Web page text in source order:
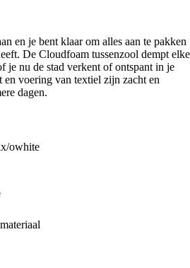
en je bent klaar om alles aan te pakken
De Cloudfoam tussenzool dempt elke
je nu de stad verkent of ontspant in je
voering van textiel zijn zacht en
dagen.
owhite